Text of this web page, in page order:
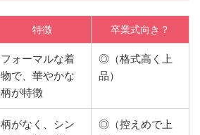
特徴 卒業式向き？
フォーマルな着
物で、華やかな
柄が特徴
◎（格式高く上
品）
柄がなく、シン
◎（控えめで上